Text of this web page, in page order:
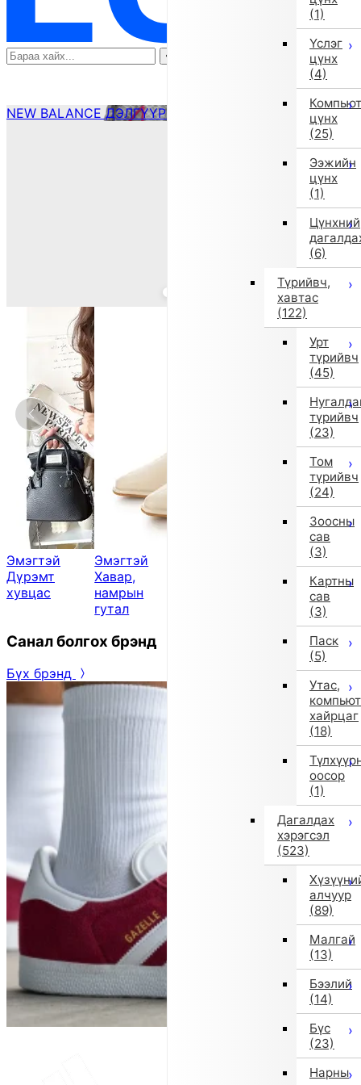
(1)
Үслэг
цүнх
(4)
цүнх
(25)
Ээжийн
цүнх
(1)
Цүнхний
(6)
Түрийвч,
хавтас
(122)
Урт
түрийвч
(45)
түрийвч
(23)
Том
түрийвч
(24)
Зоосны
сав
(3)
Картны
сав
(3)
Паск
(5)
Утас,
хайрцаг
(18)
оосор
(1)
Дагалдах
хэрэгсэл
(523)
алчуур
(89)
Малгай
(13)
Бээлий
(14)
Бүс
(23)
Нарны
NEW BALANCE ДЭЛГҮҮР ҮЗЭХ
Эмэгтэй
Дүрэмт
хувцас
Эмэгтэй
Хавар,
намрын
гутал
Спорт
Фитнес &
Дасгал
Санал болгох брэнд
Бүх брэнд